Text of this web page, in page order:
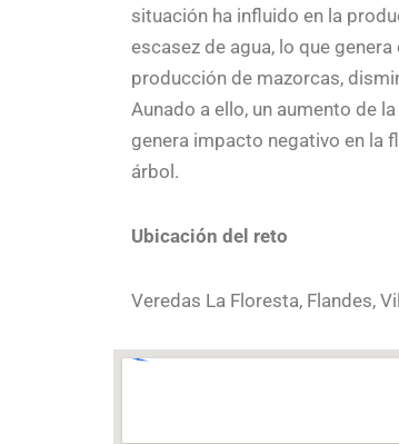
situación ha influido en la
escasez de agua, lo que
producción de mazorcas,
Aunado a ello, un aumento de
genera impacto negativo en la
árbol.
Ubicación del reto
Veredas La Floresta, Flandes,